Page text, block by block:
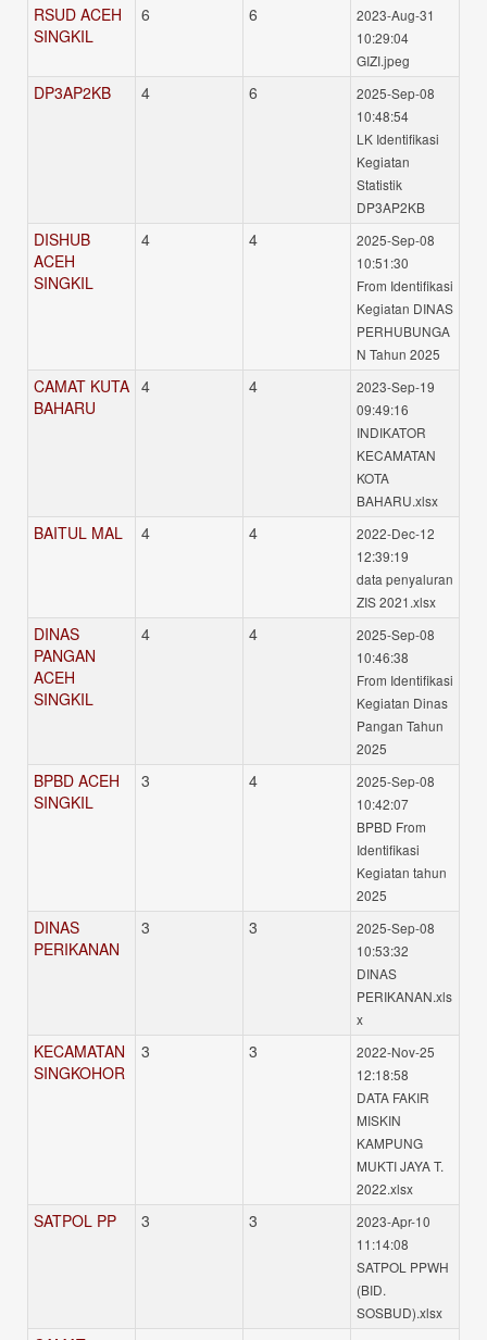
RSUD ACEH
SINGKIL
6 6
2023-Aug-31
10:29:04
GIZI.jpeg
DP3AP2KB 4 6
2025-Sep-08
10:48:54
LK Identifikasi
Kegiatan
Statistik
DP3AP2KB
DISHUB
ACEH
SINGKIL
4 4
2025-Sep-08
10:51:30
From Identifikasi
Kegiatan DINAS
PERHUBUNGA
N Tahun 2025
CAMAT KUTA
BAHARU
4 4
2023-Sep-19
09:49:16
INDIKATOR
KECAMATAN
KOTA
BAHARU.xlsx
BAITUL MAL 4 4
2022-Dec-12
12:39:19
data penyaluran
ZIS 2021.xlsx
DINAS
PANGAN
ACEH
SINGKIL
4 4
2025-Sep-08
10:46:38
From Identifikasi
Kegiatan Dinas
Pangan Tahun
2025
BPBD ACEH
SINGKIL
3 4
2025-Sep-08
10:42:07
BPBD From
Identifikasi
Kegiatan tahun
2025
DINAS
PERIKANAN
3 3
2025-Sep-08
10:53:32
DINAS
PERIKANAN.xls
x
KECAMATAN
SINGKOHOR
3 3
2022-Nov-25
12:18:58
DATA FAKIR
MISKIN
KAMPUNG
MUKTI JAYA T.
2022.xlsx
SATPOL PP 3 3
2023-Apr-10
11:14:08
SATPOL PPWH
(BID.
SOSBUD).xlsx